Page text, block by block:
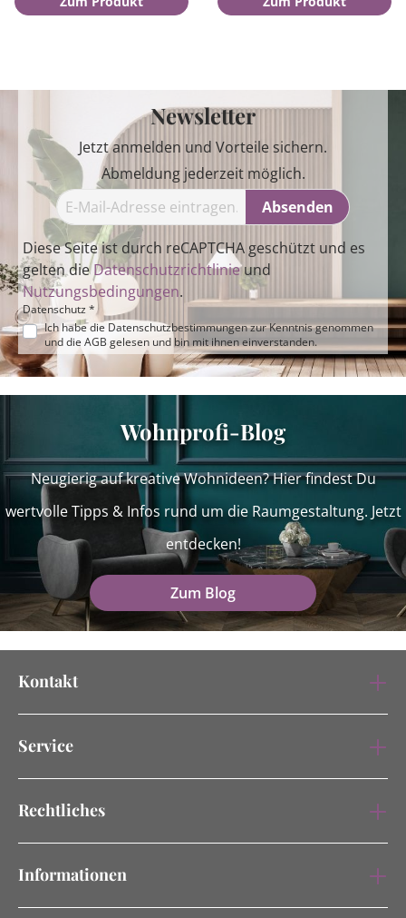
Newsletter
Jetzt anmelden und Vorteile sichern.
Abmeldung jederzeit möglich.
Absenden
Diese Seite ist durch reCAPTCHA geschützt und es
gelten dieDatenschutzrichtlinieund
Nutzungsbedingungen.
Datenschutz *
Ich habe die Datenschutzbestimmungenzur Kenntnis genommen
und die AGB gelesen und bin mit ihnen einverstanden.
Wohnprofi-Blog
Neugierig auf kreative Wohnideen? Hier findest Du
wertvolle Tipps & Infos rund um die Raumgestaltung. Jetzt
entdecken!
Zum Blog
Kontakt
Service
Rechtliches
Informationen